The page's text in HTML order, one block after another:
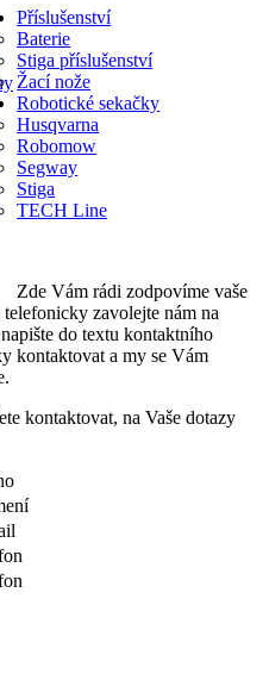
Příslušenství
Baterie
Stiga příslušenství
Žací nože
Robotické sekačky
Husqvarna
Robomow
Segway
Stiga
TECH Line
Zde Vám rádi zodpovíme vaše
zavolejte nám na
do textu kontaktního
kontaktovat a my se Vám
kontaktovat, na Vaše dotazy